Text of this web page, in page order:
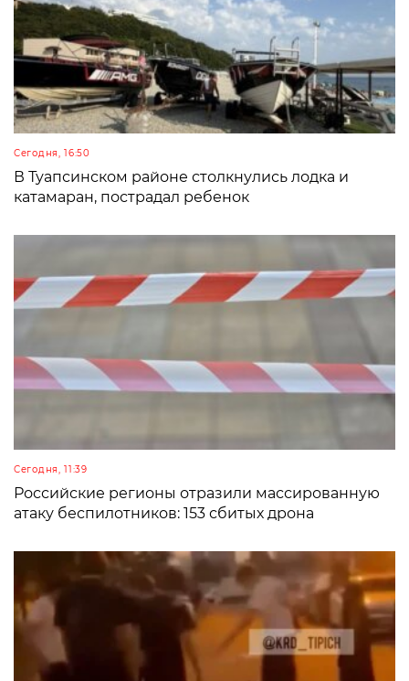
Сегодня, 16:50
В Туапсинском районе столкнулись лодка и
катамаран, пострадал ребенок
Сегодня, 11:39
Российские регионы отразили массированную
атаку беспилотников: 153 сбитых дрона